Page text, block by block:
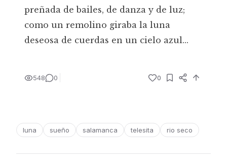
preñada de bailes, de danza y de luz;
como un remolino giraba la luna
deseosa de cuerdas en un cielo azul...
548 0 0
luna sueño salamanca telesita rio seco